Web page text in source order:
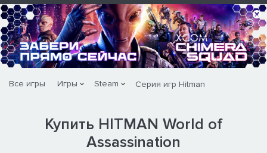
Все игры Игры Steam Серия игр Hitman
Купить HITMAN World of
Assassination